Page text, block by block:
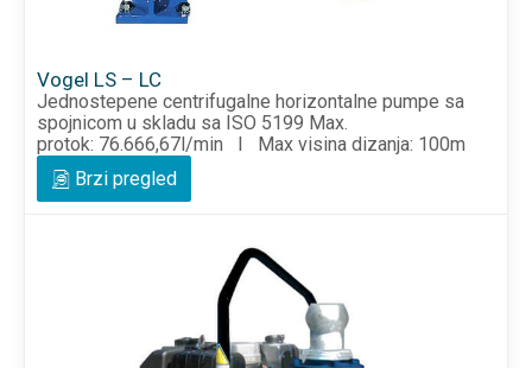
Vogel LS – LC
Jednostepene centrifugalne horizontalne pumpe sa
spojnicom u skladu sa ISO 5199 Max.
protok: 76.666,67l/min I Max visina dizanja: 100m
Brzi pregled